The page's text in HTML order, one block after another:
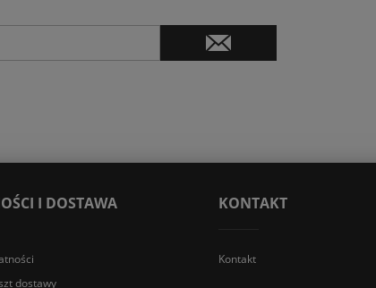
I DOSTAWA
dostawy
KONTAKT
Kontakt